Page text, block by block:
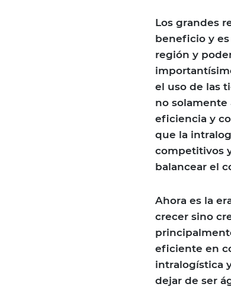
Los grandes
beneficio y
región y
el uso de las
no solamente
eficiencia y
que la
competitivos
balancear el
Ahora es la
crecer sino
eficiente en
intralogística
dejar de ser